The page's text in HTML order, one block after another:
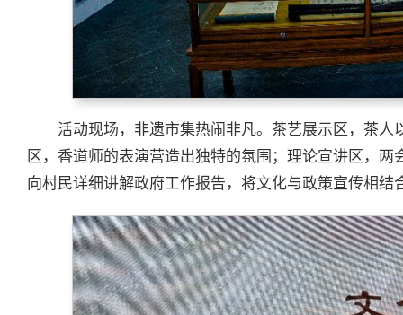
活动现场，非遗市集热闹非凡。茶艺展示区，茶
区，香道师的表演营造出独特的氛围；理论宣讲区，
向村民详细讲解政府工作报告，将文化与政策宣传相结